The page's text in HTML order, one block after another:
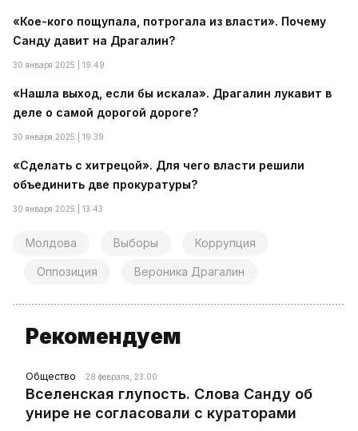
«Кое-кого пощупала, потрогала из власти». Почему
Санду давит на Драгалин?
30 января 2025 | 19:49
«Нашла выход, если бы искала». Драгалин лукавит в
деле о самой дорогой дороге?
30 января 2025 | 19:39
«Сделать с хитрецой». Для чего власти решили
объединить две прокуратуры?
30 января 2025 | 13:43
Молдова Выборы Коррупция
Оппозиция Вероника Драгалин
Рекомендуем
Общество 28 февраля, 23:00
Вселенская глупость. Слова Санду об
унире не согласовали с кураторами